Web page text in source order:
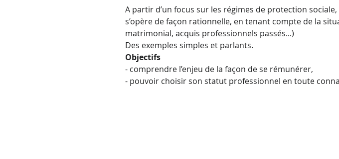
A partir d’un focus sur les régimes de protection
s’opère de façon rationnelle, en tenant compte de la
matrimonial, acquis professionnels passés...)
Des exemples simples et parlants.
Objectifs
- comprendre l’enjeu de la façon de se rémunérer,
- pouvoir choisir son statut professionnel en toute